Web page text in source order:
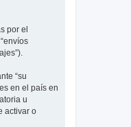
por el
“su
en el país en
u
activar o